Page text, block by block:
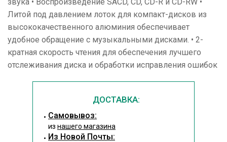
Литой под давлением лоток для компакт-дисков из
высококачественного алюминия обеспечивает
удобное обращение с музыкальными дисками. • 2-
кратная скорость чтения для обеспечения лучшего
отслеживания диска и обработки исправления ошибок
ДОСТАВКА:
Cамовывоз:
из нашего магазина
Из Новой Почты: